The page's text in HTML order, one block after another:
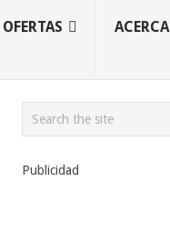
OFERTAS ACERCA
Publicidad